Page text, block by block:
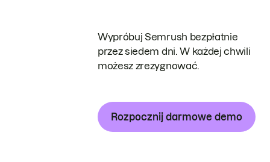
Wypróbuj Semrush bezpłatnie
przez siedem dni. W każdej chwili
możesz zrezygnować.
Rozpocznij darmowe demo